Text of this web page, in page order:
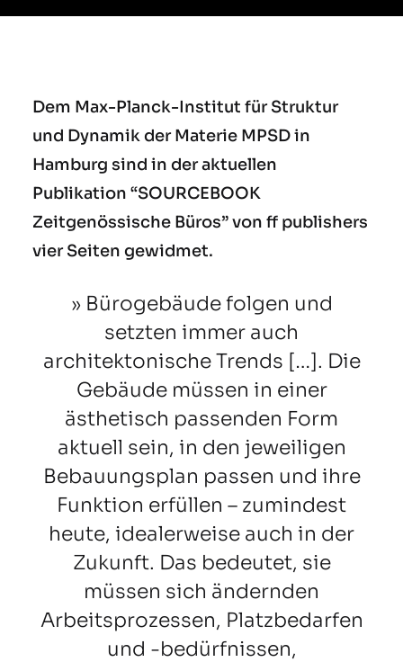
Dem Max-Planck-Institut für Struktur
und Dynamik der Materie MPSD in
Hamburg sind in der aktuellen
Publikation “SOURCEBOOK
Zeitgenössische Büros” von ff publishers
vier Seiten gewidmet.
Bürogebäude folgen und
setzten immer auch
architektonische Trends […]. Die
Gebäude müssen in einer
ästhetisch passenden Form
aktuell sein, in den jeweiligen
Bebauungsplan passen und ihre
Funktion erfüllen – zumindest
heute, idealerweise auch in der
Zukunft. Das bedeutet, sie
müssen sich ändernden
Arbeitsprozessen, Platzbedarfen
und -bedürfnissen,